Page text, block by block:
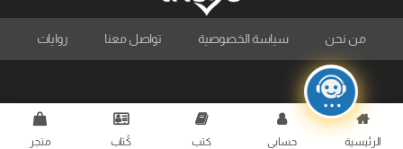
من نحن سياسة الخصوصية تواصل معنا روايات
الرئيسية حسابي كتب كُتاب متجر